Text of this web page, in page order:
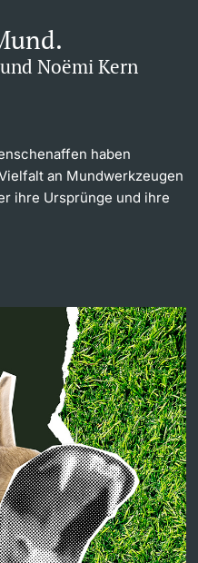
& Alumni
Noëmi Kern
haben
an Mundwerkzeugen
ihre Ursprünge und ihre